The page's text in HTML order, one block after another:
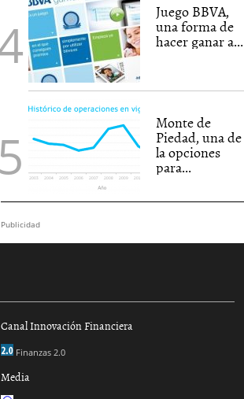
Juego BBVA,
una forma de
hacer ganar a...
Monte de
Piedad, una de
la opciones
para...
Publicidad
Canal Innovación Financiera
Finanzas 2.0
Media